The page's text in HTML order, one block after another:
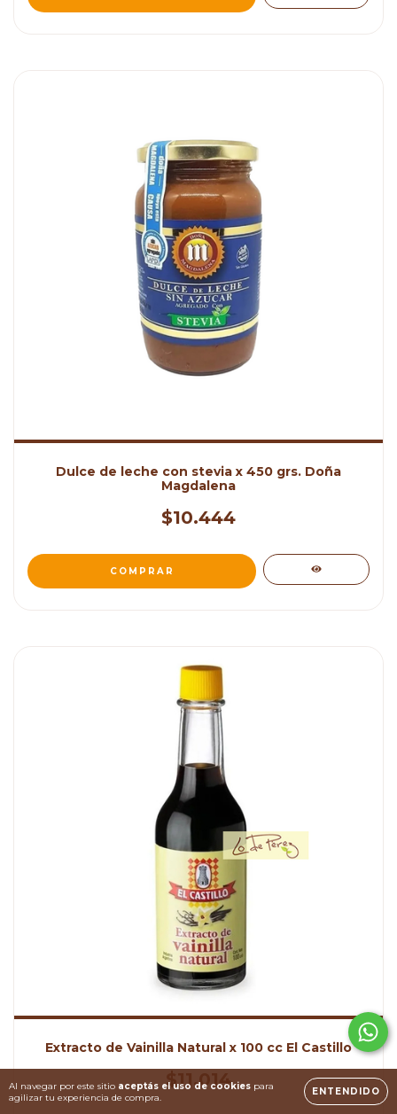
Al navegar por este sitio aceptás el uso de cookies para
agilizar tu experiencia de compra.
ENTENDIDO
Dulce de leche con stevia x 450 grs. Doña
Magdalena
$10.444
Extracto de Vainilla Natural x 100 cc El Castillo
$11.014